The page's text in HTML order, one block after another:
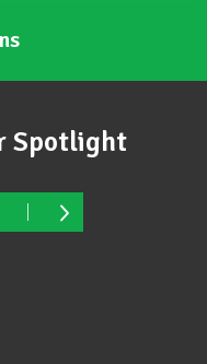
Spotlight